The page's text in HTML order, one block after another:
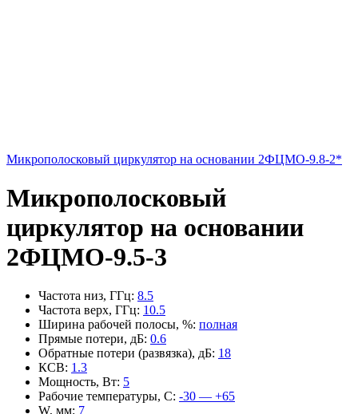
Микрополосковый циркулятор на основании 2ФЦМО-9.8-2*
Микрополосковый
циркулятор на основании
2ФЦМО-9.5-3
Частота низ, ГГц: 8.5
Частота верх, ГГц: 10.5
Ширина рабочей полосы, %: полная
Прямые потери, дБ: 0.6
Обратные потери (развязка), дБ: 18
КСВ: 1.3
Мощность, Вт: 5
Рабочие температуры, С: -30 — +65
W, мм: 7